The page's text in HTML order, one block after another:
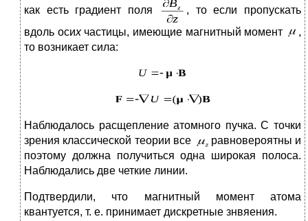
как есть градиент поля
, то если пропускать
вдоль осиx частицы, имеющие магнитный момент
,
то возникает сила:
Наблюдалось расщепление атомного пучка. С точки
зрения классической теории все
равновероятны и
поэтому должна получиться одна широкая полоса.
Наблюдались две четкие линии.
Подтвердили, что магнитный момент атома
квантуется, т. е. принимает дискретные знвяения.